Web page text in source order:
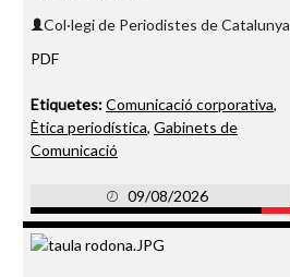
Col·legi de Periodistes de Catalunya
PDF
Etiquetes:Comunicació corporativa,
Ètica periodística, Gabinets de
Comunicació
09/08/2026